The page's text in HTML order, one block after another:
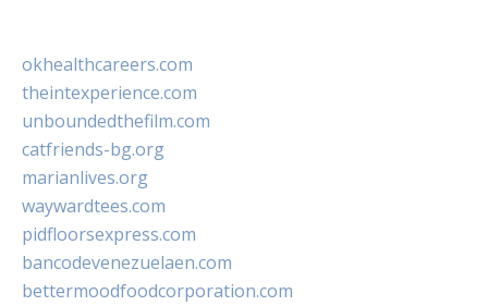
okhealthcareers.com
theintexperience.com
unboundedthefilm.com
catfriends-bg.org
marianlives.org
waywardtees.com
pidfloorsexpress.com
bancodevenezuelaen.com
bettermoodfoodcorporation.com